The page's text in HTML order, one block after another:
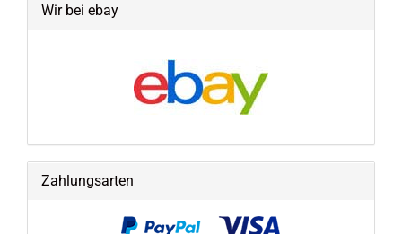
Wir bei ebay
Zahlungsarten